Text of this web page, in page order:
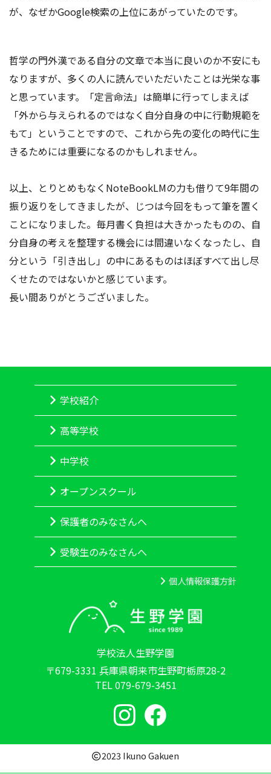
が、なぜかGoogle検索の上位にあがっていたのです。
哲学の門外漢である自分の文章で本当に良いのか不安にも
なりますが、多くの人に読んでいただいたことは光栄な事
と思っています。「定言命法」は簡単に行ってしまえば
「外から与えられるのではなく自分自身の中に行動規範を
もて」ということですので、これから先の変化の時代に生
きるためには重要になるのかもしれません。
以上、とりとめもなくNoteBookLMの力も借りて9年間の
振り返りをしてきましたが、じつは今回をもって筆を置く
ことになりました。毎月書く負担は大きかったものの、自
分自身の考えを整理する機会には間違いなくなったし、自
分という「引き出し」の中にあるものはほぼすべて出し尽
くせたのではないかと感じています。
長い間ありがとうございました。
学校紹介
高等学校
中学校
オープンスクール
保護者のみなさんへ
受験生のみなさんへ
個人情報保護方針
学校法人生野学園
〒679-3331 兵庫県朝来市生野町栃原28-2
TEL 079-679-3451
2023 Ikuno Gakuen